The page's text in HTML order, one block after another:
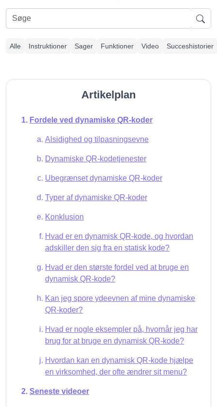
Alle Instruktioner Sager Funktioner Video Succeshistorier
Artikelplan
Fordele ved dynamiske QR-koder
Alsidighed og tilpasningsevne
Dynamiske QR-kodetjenester
Ubegrænset dynamiske QR-koder
Typer af dynamiske QR-koder
Konklusion
Hvad er en dynamisk QR-kode, og hvordan
adskiller den sig fra en statisk kode?
Hvad er den største fordel ved at bruge en
dynamisk QR-kode?
Kan jeg spore ydeevnen af mine dynamiske
QR-koder?
Hvad er nogle eksempler på, hvornår jeg har
brug for at bruge en dynamisk QR-kode?
Hvordan kan en dynamisk QR-kode hjælpe
en virksomhed, der ofte ændrer sit menu?
Seneste videoer